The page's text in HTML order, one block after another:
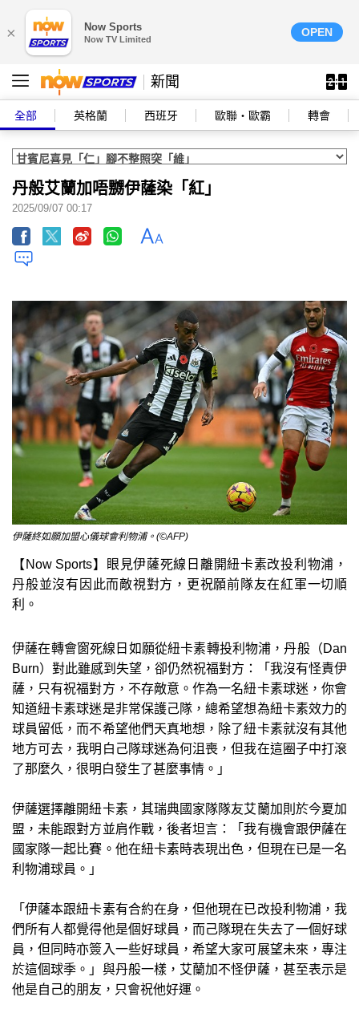
× Now Sports
Now TV Limited
OPEN
新聞
全部 英格蘭 西班牙 歐聯‧歐霸 轉會
丹般艾蘭加唔嬲伊薩染「紅」
2025/09/07 00:17
伊薩終如願加盟心儀球會利物浦。(©AFP)
【Now Sports】眼見伊薩死線日離開紐卡素改投利物浦，
丹般並沒有因此而敵視對方，更祝願前隊友在紅軍一切順
利。
伊薩在轉會窗死線日如願從紐卡素轉投利物浦，丹般（Dan
Burn）對此雖感到失望，卻仍然祝福對方：「我沒有怪責伊
薩，只有祝福對方，不存敵意。作為一名紐卡素球迷，你會
知道紐卡素球迷是非常保護己隊，總希望想為紐卡素效力的
球員留低，而不希望他們天真地想，除了紐卡素就沒有其他
地方可去，我明白己隊球迷為何沮喪，但我在這圈子中打滾
了那麼久，很明白發生了甚麼事情。」
伊薩選擇離開紐卡素，其瑞典國家隊隊友艾蘭加則於今夏加
盟，未能跟對方並肩作戰，後者坦言：「我有機會跟伊薩在
國家隊一起比賽。他在紐卡素時表現出色，但現在已是一名
利物浦球員。」
「伊薩本跟紐卡素有合約在身，但他現在已改投利物浦，我
們所有人都覺得他是個好球員，而己隊現在失去了一個好球
員，但同時亦簽入一些好球員，希望大家可展望未來，專注
於這個球季。」與丹般一樣，艾蘭加不怪伊薩，甚至表示是
他是自己的朋友，只會祝他好運。